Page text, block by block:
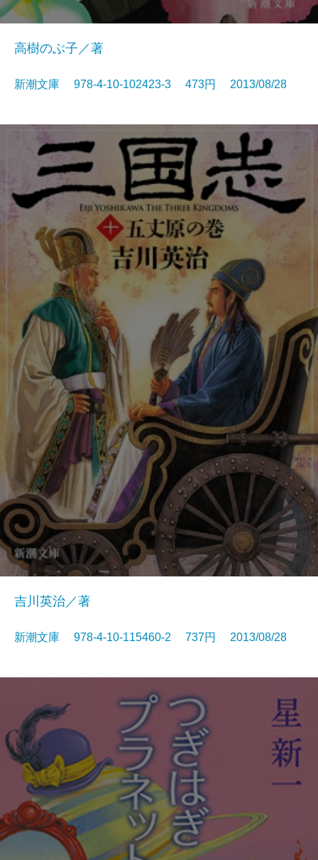
高樹のぶ子／著
新潮文庫 978-4-10-102423-3 473円 2013/08/28
吉川英治／著
新潮文庫 978-4-10-115460-2 737円 2013/08/28